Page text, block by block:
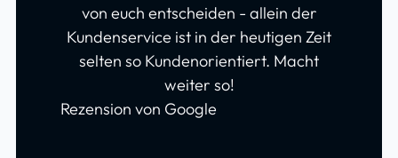
von euch entscheiden - allein der
Kundenservice ist in der heutigen Zeit
selten so Kundenorientiert. Macht
weiter so!
Rezension von Google